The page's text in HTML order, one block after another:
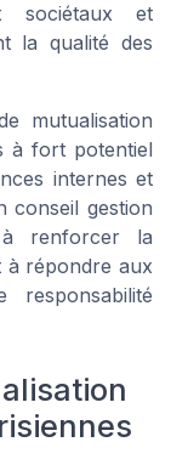
sociétaux et
la qualité des
mutualisation
à fort potentiel
internes et
conseil gestion
à renforcer la
à répondre aux
responsabilité